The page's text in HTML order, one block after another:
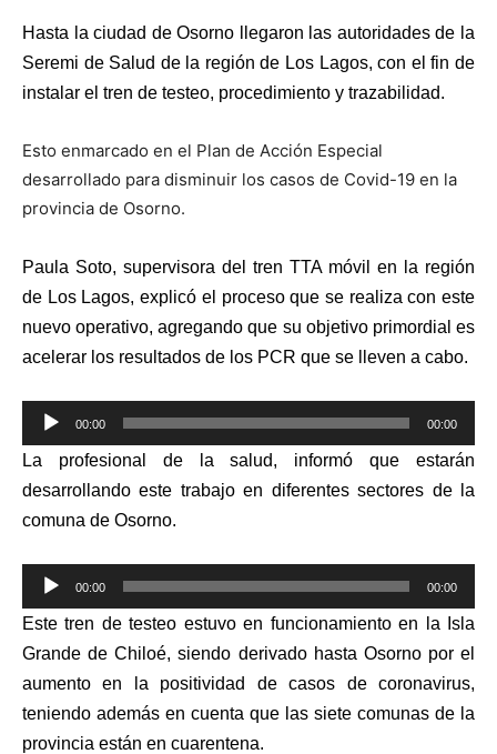
Hasta la ciudad de Osorno llegaron las autoridades de la
Seremi de Salud de la región de Los Lagos, con el fin de
instalar el tren de testeo, procedimiento y trazabilidad.
Esto enmarcado en el Plan de Acción Especial
desarrollado para disminuir los casos de Covid-19 en la
provincia de Osorno.
Paula Soto, supervisora del tren TTA móvil en la región
de Los Lagos, explicó el proceso que se realiza con este
nuevo operativo, agregando que su objetivo primordial es
acelerar los resultados de los PCR que se lleven a cabo.
Reproductor
de
audio
00:00 00:00
La profesional de la salud, informó que estarán
desarrollando este trabajo en diferentes sectores de la
comuna de Osorno.
Reproductor
de
audio
00:00 00:00
Este tren de testeo estuvo en funcionamiento en la Isla
Grande de Chiloé, siendo derivado hasta Osorno por el
aumento en la positividad de casos de coronavirus,
teniendo además en cuenta que las siete comunas de la
provincia están en cuarentena.